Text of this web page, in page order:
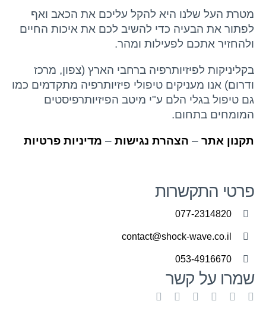
מטרת העל שלנו היא להקל עליכם את הכאב ואף
לפתור את הבעיה כדי להשיב לכם את איכות החיים
ולהחזיר אתכם לפעילות ומהר.
בקליניקות לפיזיותרפיה ברחבי הארץ (צפון, מרכז
ודרום) אנו מעניקים טיפולי פיזיותרפיה מתקדמים כמו
גם טיפול בגלי הלם ע"י מיטב הפיזיותרפיסטים
המומחים בתחום.
תקנון אתר– הצהרת נגישות– מדיניות פרטיות
פרטי התקשרות
077-2314820
contact@shock-wave.co.il
053-4916670
שמרו על קשר